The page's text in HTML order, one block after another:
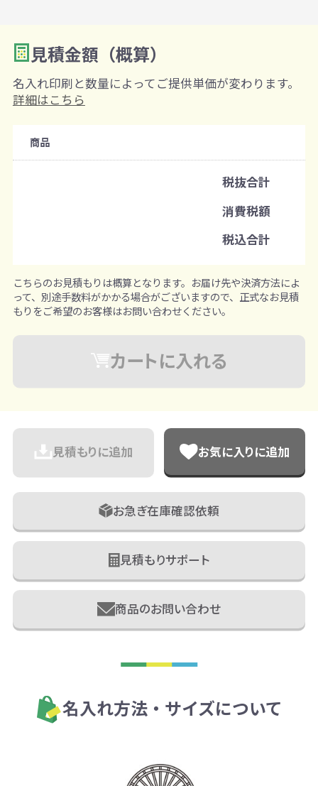
2 数量を入力
購入条件
既製品：90個から
名入れあり：100個から
※既製品サンプルは各色3個まで
見積金額（概算）
名入れ印刷と数量によってご提供単価が変わります。
詳細はこちら
商品
税抜合計
消費税額
税込合計
こちらのお見積もりは概算となります。お届け先や決済方法によ
って、別途手数料がかかる場合がございますので、正式なお見積
もりをご希望のお客様はお問い合わせください。
カートに入れる
見積もりに追加 お気に入りに追加
お急ぎ在庫確認依頼
見積もりサポート
商品のお問い合わせ
名入れ方法・サイズについて